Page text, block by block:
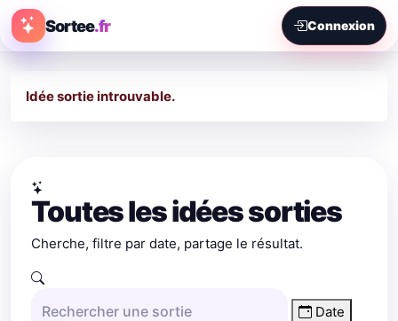
Sortee.fr Connexion
Idée sortie introuvable.
Toutes les idées sorties
Cherche, filtre par date, partage le résultat.
Date